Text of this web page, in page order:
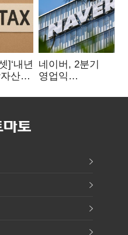
]‘내년
산
네이버, 2분기
영업익
전년비 0.2%